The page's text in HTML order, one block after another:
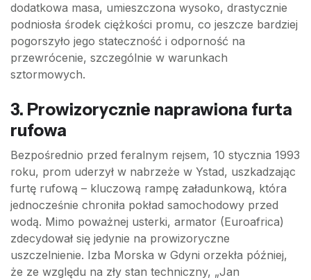
dodatkowa masa, umieszczona wysoko, drastycznie
podniosła środek ciężkości promu, co jeszcze bardziej
pogorszyło jego stateczność i odporność na
przewrócenie, szczególnie w warunkach
sztormowych.
3. Prowizorycznie naprawiona furta
rufowa
Bezpośrednio przed feralnym rejsem, 10 stycznia 1993
roku, prom uderzył w nabrzeże w Ystad, uszkadzając
furtę rufową – kluczową rampę załadunkową, która
jednocześnie chroniła pokład samochodowy przed
wodą. Mimo poważnej usterki, armator (Euroafrica)
zdecydował się jedynie na prowizoryczne
uszczelnienie. Izba Morska w Gdyni orzekła później,
że ze względu na zły stan techniczny, „Jan